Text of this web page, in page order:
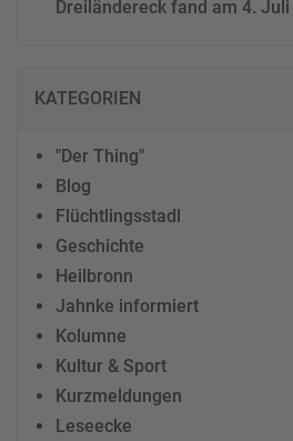
Dreiländereck fand am 4.
KATEGORIEN
"Der Thing"
Blog
Flüchtlingsstadl
Geschichte
Heilbronn
Jahnke informiert
Kolumne
Kultur & Sport
Kurzmeldungen
Leseecke